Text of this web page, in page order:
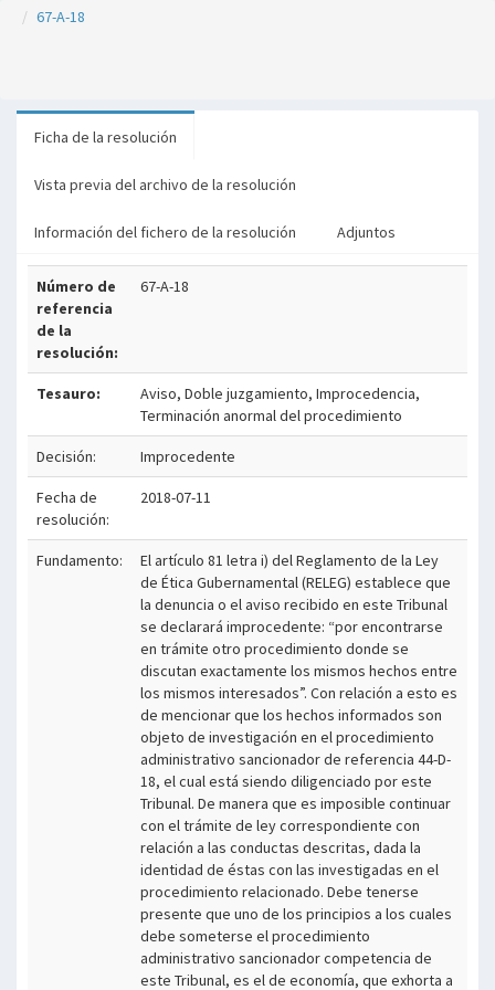
67-A-18
Ficha de la resolución
Vista previa del archivo de la resolución
Información del fichero de la resolución Adjuntos
Número de
referencia
de la
resolución:
67-A-18
Tesauro:
Aviso, Doble juzgamiento, Improcedencia,
Terminación anormal del procedimiento
Decisión: Improcedente
Fecha de
resolución:
2018-07-11
Fundamento:
El artículo 81 letra i) del Reglamento de la Ley
de Ética Gubernamental (RELEG) establece que
la denuncia o el aviso recibido en este Tribunal
se declarará improcedente: “por encontrarse
en trámite otro procedimiento donde se
discutan exactamente los mismos hechos entre
los mismos interesados”. Con relación a esto es
de mencionar que los hechos informados son
objeto de investigación en el procedimiento
administrativo sancionador de referencia 44-D-
18, el cual está siendo diligenciado por este
Tribunal. De manera que es imposible continuar
con el trámite de ley correspondiente con
relación a las conductas descritas, dada la
identidad de éstas con las investigadas en el
procedimiento relacionado. Debe tenerse
presente que uno de los principios a los cuales
debe someterse el procedimiento
administrativo sancionador competencia de
este Tribunal, es el de economía, que exhorta a